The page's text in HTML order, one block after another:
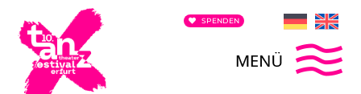
Inhalt
springen
SPENDEN